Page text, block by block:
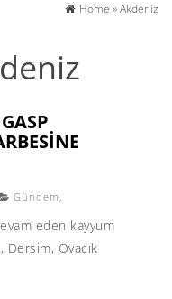
Home »Akdeniz
Gündem ,
eden kayyum
Ovacık